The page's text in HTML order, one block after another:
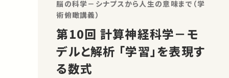
脳の科学－シナプスから人生の意味まで（学
術俯瞰講義）
第10回 計算神経科学－モ
デルと解析 「学習」を表現す
る数式